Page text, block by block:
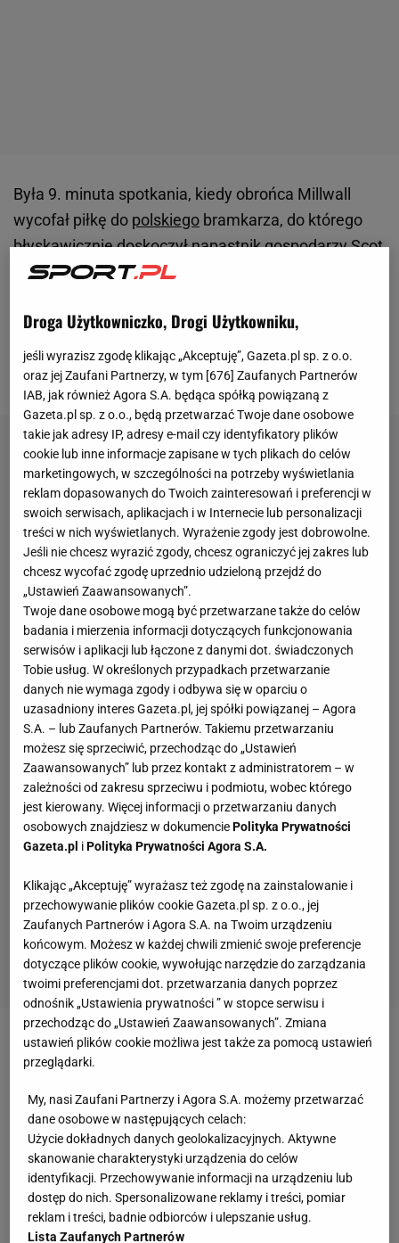
Była 9. minuta spotkania, kiedy obrońca Millwall
wycofał piłkę do polskiego bramkarza, do którego
błyskawicznie doskoczył napastnik gospodarzy Scot
Kashket. Polak próbował balansem ciała zgubić
mu się między nogami, a po chwili Kashket
wpakował ją do pustej bramki, dając beniaminkowi
Championshipprowadzenie.
Zobacz wideoKosmiczne pieniądze dla Lecha
Poznań! Legia może o tym marzyć. [SEKCJA
PIŁKARSKA #66]
Całą sytuację można zobaczyć poniżej:
Fatalny błądBartosza Białkowskiego
Droga Użytkowniczko, Drogi Użytkowniku,
jeśli wyrazisz zgodę klikając „Akceptuję”, Gazeta.pl sp. z o.o.
oraz jej Zaufani Partnerzy, w tym [676] Zaufanych Partnerów
IAB, jak również Agora S.A. będąca spółką powiązaną z
Gazeta.pl sp. z o.o., będą przetwarzać Twoje dane osobowe
takie jak adresy IP, adresy e-mail czy identyfikatory plików
cookie lub inne informacje zapisane w tych plikach do celów
marketingowych, w szczególności na potrzeby wyświetlania
reklam dopasowanych do Twoich zainteresowań i preferencji w
swoich serwisach, aplikacjach i w Internecie lub personalizacji
treści w nich wyświetlanych. Wyrażenie zgody jest dobrowolne.
Jeśli nie chcesz wyrazić zgody, chcesz ograniczyć jej zakres lub
chcesz wycofać zgodę uprzednio udzieloną przejdź do
„Ustawień Zaawansowanych”.
Twoje dane osobowe mogą być przetwarzane także do celów
badania i mierzenia informacji dotyczących funkcjonowania
serwisów i aplikacji lub łączone z danymi dot. świadczonych
Tobie usług. W określonych przypadkach przetwarzanie
danych nie wymaga zgody i odbywa się w oparciu o
uzasadniony interes Gazeta.pl, jej spółki powiązanej – Agora
S.A. – lub Zaufanych Partnerów. Takiemu przetwarzaniu
możesz się sprzeciwić, przechodząc do „Ustawień
Zaawansowanych” lub przez kontakt z administratorem – w
zależności od zakresu sprzeciwu i podmiotu, wobec którego
jest kierowany. Więcej informacji o przetwarzaniu danych
osobowych znajdziesz w dokumenciePolityka Prywatności
Gazeta.pl iPolityka Prywatności Agora S.A.
Klikając „Akceptuję” wyrażasz też zgodę na zainstalowanie i
przechowywanie plików cookie Gazeta.pl sp. z o.o., jej
Zaufanych Partnerów i Agora S.A. na Twoim urządzeniu
końcowym. Możesz w każdej chwili zmienić swoje preferencje
dotyczące plików cookie, wywołując narzędzie do zarządzania
twoimi preferencjami dot. przetwarzania danych poprzez
odnośnik „Ustawienia prywatności ” w stopce serwisu i
przechodząc do „Ustawień Zaawansowanych”. Zmiana
ustawień plików cookie możliwa jest także za pomocą ustawień
przeglądarki.
My, nasi Zaufani Partnerzy i Agora S.A. możemy przetwarzać
dane osobowe w następujących celach:
Użycie dokładnych danych geolokalizacyjnych. Aktywne
skanowanie charakterystyki urządzenia do celów
identyfikacji. Przechowywanie informacji na urządzeniu lub
dostęp do nich. Spersonalizowane reklamy i treści, pomiar
reklam i treści, badnie odbiorców i ulepszanie usług.
Lista Zaufanych Partnerów